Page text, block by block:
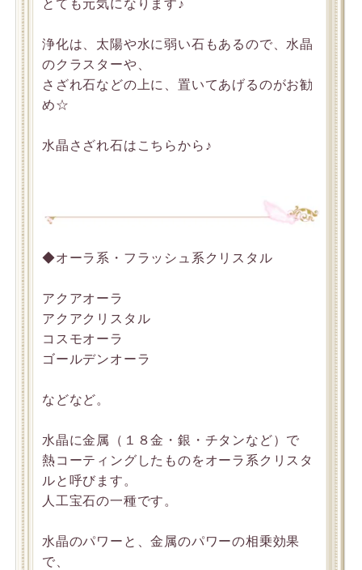
とても元気になります♪
浄化は、太陽や水に弱い石もあるので、水晶
のクラスターや、
さざれ石などの上に、置いてあげるのがお勧
め☆
水晶さざれ石はこちらから♪
◆オーラ系・フラッシュ系クリスタル
アクアオーラ
アクアクリスタル
コスモオーラ
ゴールデンオーラ
などなど。
水晶に金属（１８金・銀・チタンなど）で
熱コーティングしたものをオーラ系クリスタ
ルと呼びます。
人工宝石の一種です。
水晶のパワーと、金属のパワーの相乗効果
で、